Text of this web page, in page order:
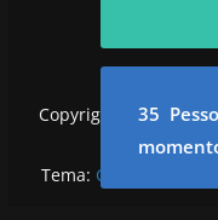
Copyright © 2026
Tema: ColorMag
35